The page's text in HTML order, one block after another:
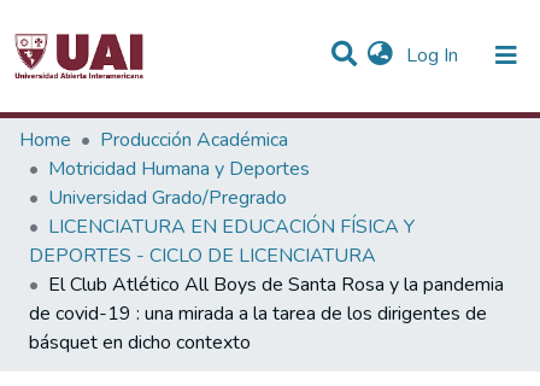
Log In (current)
Statistics
Communities & Collections
All of DSpace
Home
Producción Académica
Motricidad Humana y Deportes
Universidad Grado/Pregrado
LICENCIATURA EN EDUCACIÓN FÍSICA Y
DEPORTES - CICLO DE LICENCIATURA
El Club Atlético All Boys de Santa Rosa y la pandemia
de covid-19 : una mirada a la tarea de los dirigentes de
básquet en dicho contexto